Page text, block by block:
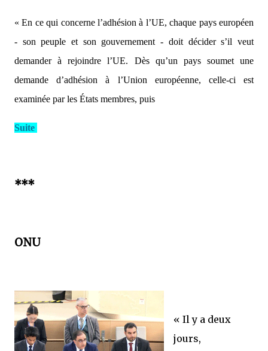
« En ce qui concerne l’adhésion à l’UE, chaque pays européen
- son peuple et son gouvernement - doit décider s’il veut
demander à rejoindre l’UE. Dès qu’un pays soumet une
demande d’adhésion à l’Union européenne, celle-ci est
examinée par les États membres, puis
Suite
***
ONU
« Il y a deux
jours,